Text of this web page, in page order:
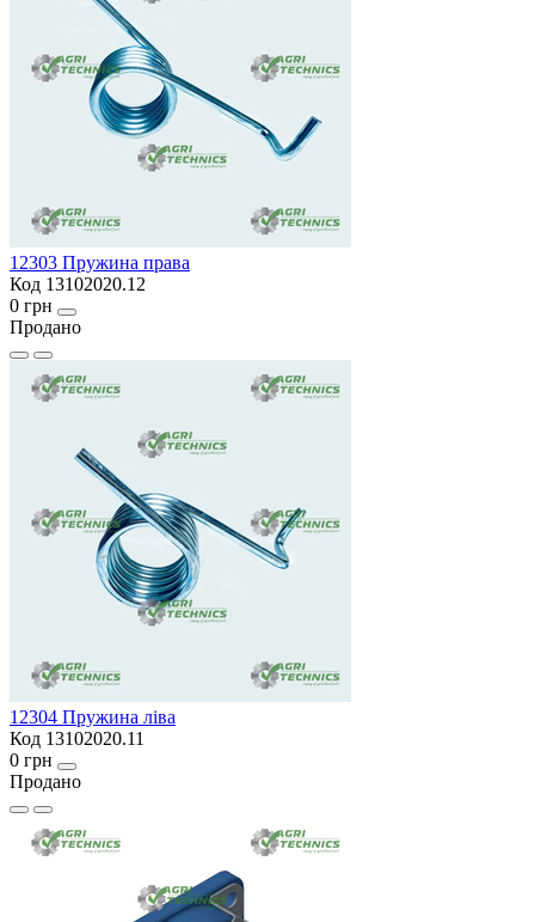
12303 Пружина права
Код 13102020.12
0 грн
Продано
12304 Пружина ліва
Код 13102020.11
0 грн
Продано